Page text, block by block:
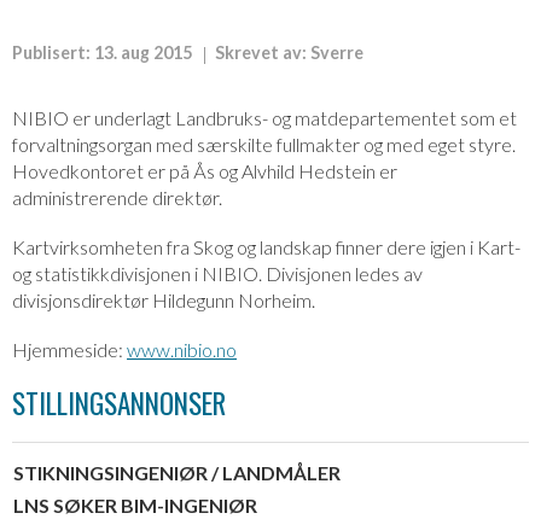
Publisert: 13. aug 2015 Skrevet av: Sverre
NIBIO er underlagt Landbruks- og matdepartementet som et
forvaltningsorgan med særskilte fullmakter og med eget styre.
Hovedkontoret er på Ås og Alvhild Hedstein er
administrerende direktør.
Kartvirksomheten fra Skog og landskap finner dere igjen i Kart-
og statistikkdivisjonen i NIBIO. Divisjonen ledes av
divisjonsdirektør Hildegunn Norheim.
Hjemmeside: www.nibio.no
STILLINGSANNONSER
STIKNINGSINGENIØR / LANDMÅLER
LNS SØKER BIM-INGENIØR